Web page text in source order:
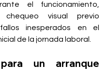
el funcionamiento,
visual previo
inesperados en el
de la jornada laboral.
un arranque